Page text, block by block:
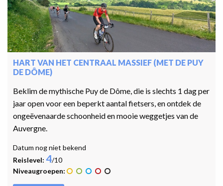
HART VAN HET CENTRAAL MASSIEF (MET DE PUY
DE DÔME)
Beklim de mythische Puy de Dôme, die is slechts 1 dag per
jaar open voor een beperkt aantal fietsers, en ontdek de
ongeëvenaarde schoonheid en mooie weggetjes van de
Auvergne.
Datum nog niet bekend
Reislevel: 4/10
Niveaugroepen: